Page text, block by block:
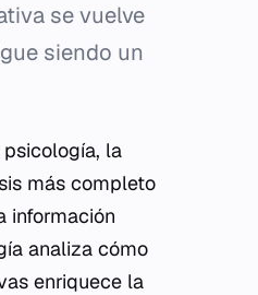
se vuelve
siendo un
la
más completo
información
analiza cómo
enriquece la